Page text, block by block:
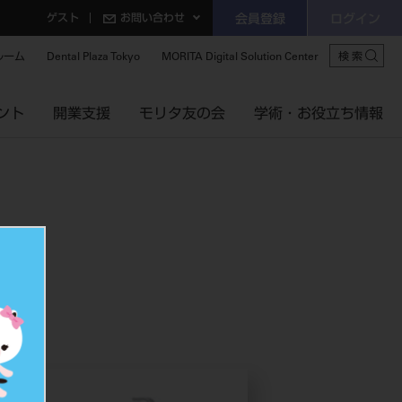
ゲスト お問い合わせ 会員登録
ーム Dental Plaza Tokyo MORITA Digital Solution Center 検索
ト 開業支援 モリタ友の会 学術・お役立ち情報